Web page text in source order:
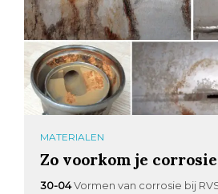
MATERIALEN
Zo voorkom je
30-04Vormen van corrosie bij